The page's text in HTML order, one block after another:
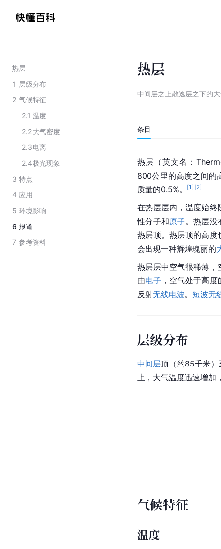
热层
1 层级分布
2 气候特征
2.1 温度
2.2大气密度
2.3电离
2.4极光现象
3 特点
4 应用
5 环境影响
6 报道
7 参考资料
热层
中间层之上散逸层之下的
条目
热层（英文名：
800公里的高度之间的
质量的0.5%。
[1] [2]
在热层层内，温度始
性分子和原子 。热层没
热层顶。热层顶的高度
会出现一种辉煌瑰丽的
热层层中空气很稀薄，
由电子 ，空气处于高
反射无线电波。 短波无
层级分布
中间层顶（约85千米
上，大气温度迅速增加
气候特征
温度